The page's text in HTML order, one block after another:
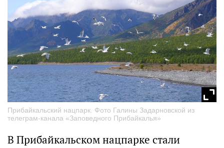
Прибайкальский нацпарк. Фото Галины Задарновской из
телеграм-канала «Заповедного Прибайкалья»
В Прибайкальском нацпарке стали